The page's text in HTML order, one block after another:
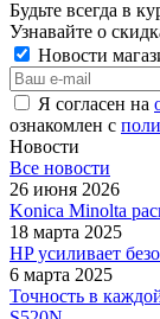
Будьте всегда в
Узнавайте о
Новости
Я согласен на
ознакомлен с
Новости
Все новости
26 июня 2026
Konica Minolta
18 марта 2025
HP усиливает
6 марта 2025
Точность в